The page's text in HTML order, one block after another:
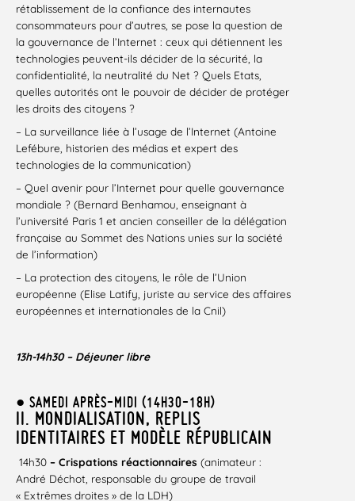
rétablissement de la confiance des internautes
consommateurs pour d’autres, se pose la question de
la gouvernance de l’Internet : ceux qui détiennent les
technologies peuvent-ils décider de la sécurité, la
confidentialité, la neutralité du Net ? Quels Etats,
quelles autorités ont le pouvoir de décider de protéger
les droits des citoyens ?
– La surveillance liée à l’usage de l’Internet (Antoine
Lefébure, historien des médias et expert des
technologies de la communication)
– Quel avenir pour l’Internet pour quelle gouvernance
mondiale ? (Bernard Benhamou, enseignant à
l’université Paris 1 et ancien conseiller de la délégation
française au Sommet des Nations unies sur la société
de l’information)
– La protection des citoyens, le rôle de l’Union
européenne (Elise Latify, juriste au service des affaires
européennes et internationales de la Cnil)
13h-14h30 – Déjeuner libre
● SAMEDI APRÈS-MIDI (14H30-18H)
II. MONDIALISATION, REPLIS
IDENTITAIRES ET MODÈLE RÉPUBLICAIN
14h30 – Crispations réactionnaires (animateur :
André Déchot, responsable du groupe de travail
« Extrêmes droites » de la LDH)